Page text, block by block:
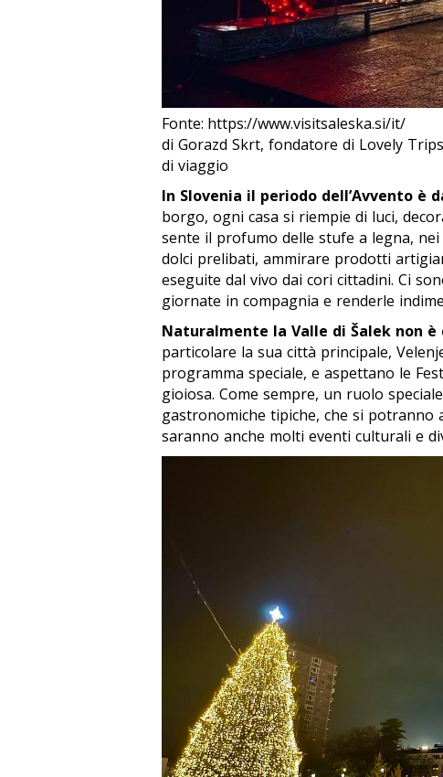
Fonte: https://www.visitsaleska.si/it/
di Gorazd Skrt, fondatore di Lovely
di viaggio
In Slovenia il periodo dell’Avvento è
borgo, ogni casa si riempie di luci,
sente il profumo delle stufe a legna,
dolci prelibati, ammirare prodotti
eseguite dal vivo dai cori cittadini. Ci
giornate in compagnia e renderle
Naturalmente la Valle di Šalek non
particolare la sua città principale,
programma speciale, e aspettano le
gioiosa. Come sempre, un ruolo
gastronomiche tipiche, che si potranno
saranno anche molti eventi culturali e